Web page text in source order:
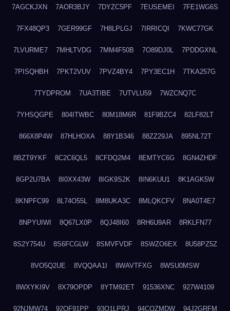
7AGCKJXN 7AOR3BJY 7DYZC5PF 7EUSEMEI 7FE1WG6S
7FX48QP3 7GER99GF 7H8LPLGJ 7IRRICQI 7KWC77GK
7LVURME7 7MHLTVDG 7MM4F50B 7O89DJ0L 7PDDGXNL
7PISQHBH 7PKT2VUV 7PVZ4BY4 7PY3EC1H 7TKA257G
7TYDPROM 7UA3TIBE 7UTVLU59 7WZCNQ7C
7YHSQGPE 804ITWBC 80M18M6R 81F9BZC4 82LF82LT
866X8P4W 87HLHOXA 88Y1B346 88ZZ29JA 895NL72T
8BZT9YKF 8C2C6QL5 8CFDQ2M4 8EMTYC6G 8GN4ZHDF
8GP2U7BA 8I0XX43W 8IGK9S2K 8IN6KUU1 8K1AGK5W
8KNPFC99 8L74O55L 8M8UKA3C 8MLQKCFV 8NA0T4E7
8NPYUIWI 8Q67LX0P 8QJ48I60 8RH6U9AR 8RKLFN77
8S2Y754U 8S6FCGLW 8SMVFVDF 8SWZO6EX 8U58PZ5Z
8VO5Q2UE 8VQQAA1I 8WAVTFXG 8WSU0MSW
8WXYKI9V 8X79OPDP 8YTM92ET 91536XNC 927W4109
92NJMW74 92QF91PP 93Q1LPRJ 94CQZMDW 94J2GRFM